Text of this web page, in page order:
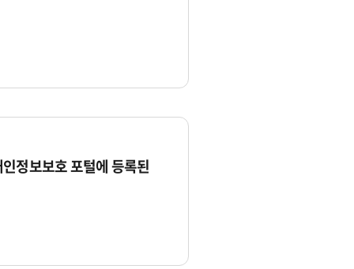
정보보호 포털에 등록된